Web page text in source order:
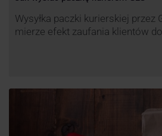
Wysyłka paczki kurierskiej przez
mierze efekt zaufania klientów